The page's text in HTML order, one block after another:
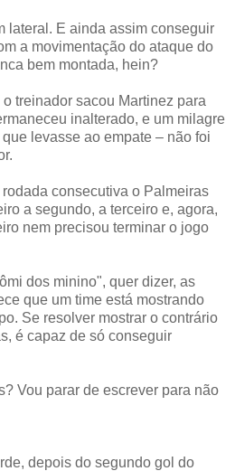
lateral. E ainda assim conseguir
a movimentação do ataque do
bem montada, hein?
treinador sacou Martinez para
inalterado, e um milagre
levasse ao empate – não foi
consecutiva o Palmeiras
a segundo, a terceiro e, agora,
nem precisou terminar o jogo
dos minino", quer dizer, as
que um time está mostrando
Se resolver mostrar o contrário
é capaz de só conseguir
Vou parar de escrever para não
depois do segundo gol do